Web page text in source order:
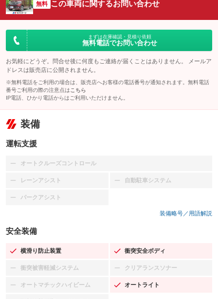
無料 この車両に関するお問い合わせ
まずは在庫確認・見積り依頼
無料電話でお問い合わせ
お気軽にどうぞ。問合せ後に何度もご連絡が届くことはありません。 メールア
ドレスは販売店に公開されません。
※無料電話をご利用の場合は、販売店へお客様の電話番号が通知されます。無料電話
番号ご利用の際の注意点は こちら
IP電話、ひかり電話からはご利用いただけません。
装備
運転支援
オートクルーズコントロール
：装備なし
レーンアシスト
：装備なし 自動駐車システム
：装備なし
パークアシスト
：装備なし
装備略号／用語解説
安全装備
横滑り防止装置
：装備あり 衝突安全ボディ
：装備あり
衝突被害軽減システム
：装備なし クリアランスソナー
：装備なし
オートマチックハイビーム
：装備なし オートライト
：装備あり